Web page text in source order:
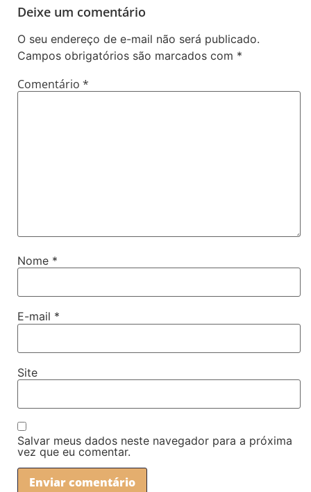
Deixe um comentário
O seu endereço de e-mail não será publicado.
Campos obrigatórios são marcados com *
Comentário *
Nome *
E-mail *
Site
Salvar meus dados neste navegador para a próxima
vez que eu comentar.